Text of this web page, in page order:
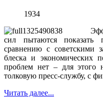
1934
сил пытаются
сравнению с советскими
блеска и экономических
проблем нет – для этого
толковую пресс-службу, с
Читать далее...